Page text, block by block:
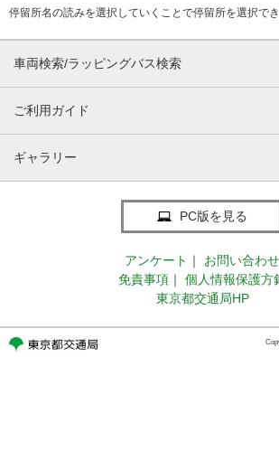
停留所名の読みを選択していくことで停留所を選択でき
車両検索/ラッピングバス検索
ご利用ガイド
ギャラリー
PC版を見る
アンケート ｜
お問い合わせ
免責事項 ｜
個人情報保護方
東京都交通局HP